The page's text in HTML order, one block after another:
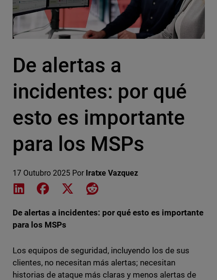
De alertas a
incidentes: por qué
esto es importante
para los MSPs
17 Outubro 2025 Por Iratxe Vazquez
Share on LinkedIn
Share on Facebook
Share on XShare on Reddit
De alertas a incidentes: por qué esto es importante
para los MSPs
Los equipos de seguridad, incluyendo los de sus
clientes, no necesitan más alertas; necesitan
historias de ataque más claras y menos alertas de